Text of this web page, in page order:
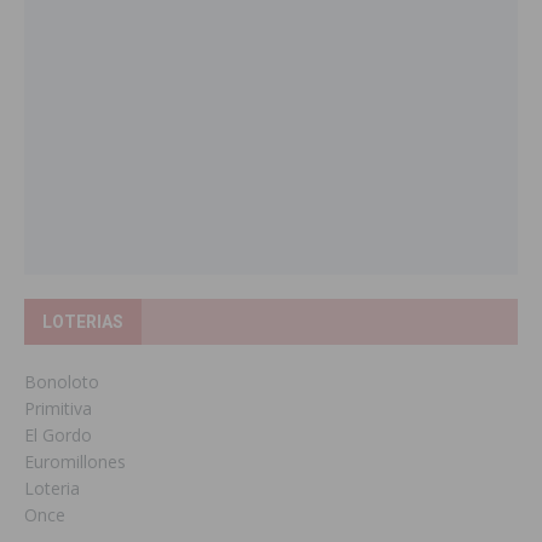
LOTERIAS
Bonoloto
Primitiva
El Gordo
Euromillones
Loteria
Once